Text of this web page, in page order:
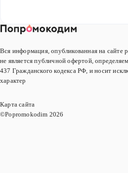
©Popromokodim 2026
Карта сайта
Вся информация, опубликованная на сайте
не является публичной офертой,
437 Гражданского кодекса РФ, и носит
характер